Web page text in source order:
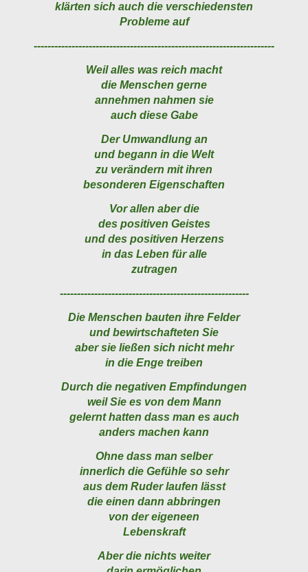
klärten sich auch die verschiedensten
Probleme auf
----------------------------------------------------------------------
Weil alles was reich macht
die Menschen gerne
annehmen nahmen sie
auch diese Gabe
Der Umwandlung an
und begann in die Welt
zu verändern mit ihren
besonderen Eigenschaften
Vor allen aber die
des positiven Geistes
und des positiven Herzens
in das Leben für alle
zutragen
-------------------------------------------------------
Die Menschen bauten ihre Felder
und bewirtschafteten Sie
aber sie ließen sich nicht mehr
in die Enge treiben
Durch die negativen Empfindungen
weil Sie es von dem Mann
gelernt hatten dass man es auch
anders machen kann
Ohne dass man selber
innerlich die Gefühle so sehr
aus dem Ruder laufen lässt
die einen dann abbringen
von der eigeneen
Lebenskraft
Aber die nichts weiter